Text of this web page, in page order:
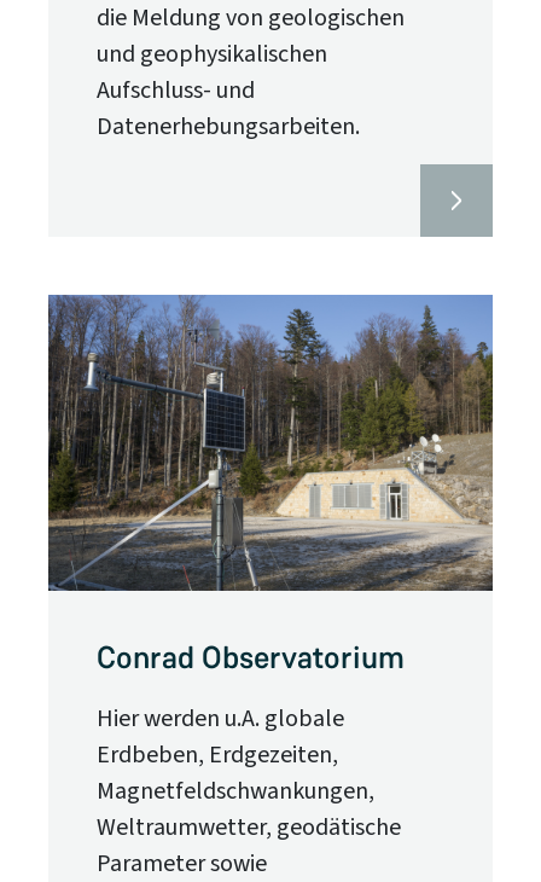
die Meldung von geologischen
und geophysikalischen
Aufschluss- und
Datenerhebungsarbeiten.
Conrad Observatorium
Hier werden u.A. globale
Erdbeben, Erdgezeiten,
Magnetfeldschwankungen,
Weltraumwetter, geodätische
Parameter sowie